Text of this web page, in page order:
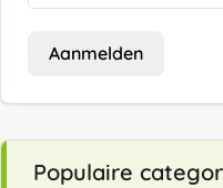
Aanmelden
Populaire